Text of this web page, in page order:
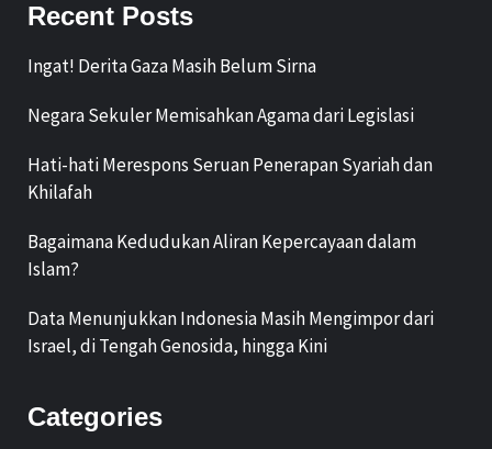
Recent Posts
Ingat! Derita Gaza Masih Belum Sirna
Negara Sekuler Memisahkan Agama dari Legislasi
Hati-hati Merespons Seruan Penerapan Syariah dan
Khilafah
Bagaimana Kedudukan Aliran Kepercayaan dalam
Islam?
Data Menunjukkan Indonesia Masih Mengimpor dari
Israel, di Tengah Genosida, hingga Kini
Categories